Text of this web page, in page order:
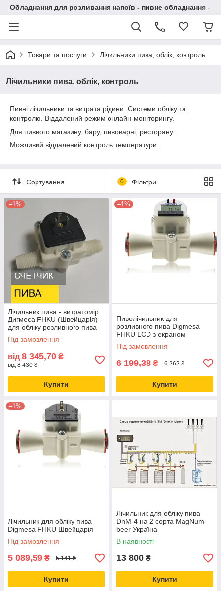
Обладнання для розливання напоїв - пивне обладнання - в
Товари та послуги Лічильники пива, облік, контроль
Лічильники пива, облік, контроль
Пивні лічильники та витрата рідини. Системи обліку та
контролю. Віддалений режим онлайн-моніторингу.
Для пивного магазину, бару, пивоварні, ресторану.
Можливий віддалений контроль температури.
Сортування 0 Фільтри
–1%
Лічильник пива - витратомір
Дигмеса FHKU (Швейцарія) -
для обліку розливного пива
Під замовлення
від 8 345,70 ₴
від 8 430 ₴
Купити
–1%
Пиволічильник для
розливного пива Digmesa
FHKU LCD з екраном
Швейцарія
Під замовлення
6 199,38 ₴ 6 262 ₴
Купити
–1%
Лічильник для обліку пива
Digmesa FHKU Швейцарія
Під замовлення
5 089,59 ₴ 5 141 ₴
Купити
Лічильник для обліку пива
DnM-4 на 2 сорта MagNum-
beer Україна
В наявності
13 800 ₴
Купити